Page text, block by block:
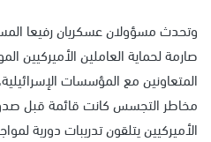
وتحدث مسؤولان عسكريان رفيعا
صارمة لحماية العاملين الأميركيين
المتعاونين مع المؤسسات
مخاطر التجسس كانت قائمة قبل صدور
الأميركيين يتلقون تدريبات دورية